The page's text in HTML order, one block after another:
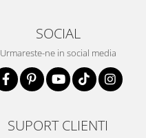
SOCIAL
Urmareste-ne in social media
SUPORT CLIENTI